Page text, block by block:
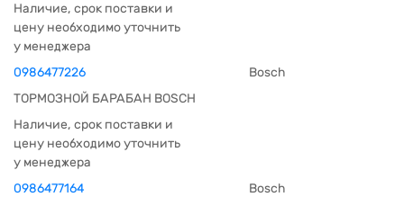
Наличие, срок поставки и
цену необходимо уточнить
у менеджера
0986477226
Bosch
ТОРМОЗНОЙ БАРАБАН BOSCH
Наличие, срок поставки и
цену необходимо уточнить
у менеджера
0986477164
Bosch